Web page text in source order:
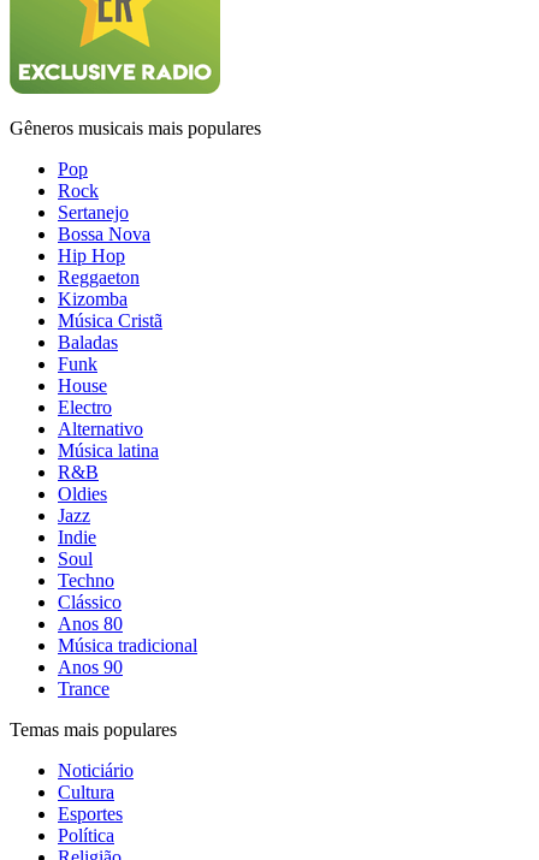
Gêneros musicais mais populares
Pop
Rock
Sertanejo
Bossa Nova
Hip Hop
Reggaeton
Kizomba
Música Cristã
Baladas
Funk
House
Electro
Alternativo
Música latina
R&B
Oldies
Jazz
Indie
Soul
Techno
Clássico
Anos 80
Música tradicional
Anos 90
Trance
Temas mais populares
Noticiário
Cultura
Esportes
Política